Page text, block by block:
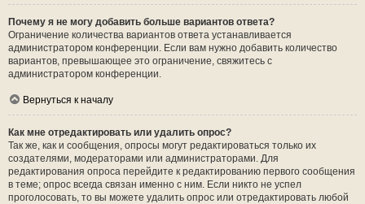
Почему я не могу добавить больше вариантов ответа?
Ограничение количества вариантов ответа устанавливается
администратором конференции. Если вам нужно добавить количество
вариантов, превышающее это ограничение, свяжитесь с
администратором конференции.
Вернуться к началу
Как мне отредактировать или удалить опрос?
Так же, как и сообщения, опросы могут редактироваться только их
создателями, модераторами или администраторами. Для
редактирования опроса перейдите к редактированию первого сообщения
в теме; опрос всегда связан именно с ним. Если никто не успел
проголосовать, то вы можете удалить опрос или отредактировать любой